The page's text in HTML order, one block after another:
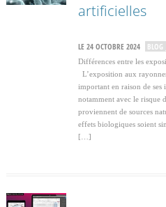
artificielles
LE 24 OCTOBRE 2024
Différences entre les
L’exposition aux
important en raison de ses
notamment avec le risque
proviennent de sources
effets biologiques soient
[…]